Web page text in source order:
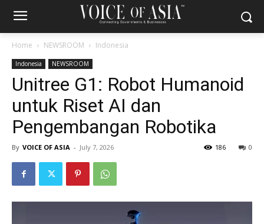
Home NEWSROOM Indonesia
Indonesia NEWSROOM
Unitree G1: Robot Humanoid
untuk Riset AI dan
Pengembangan Robotika
By VOICE OF ASIA - July 7, 2026 0
186